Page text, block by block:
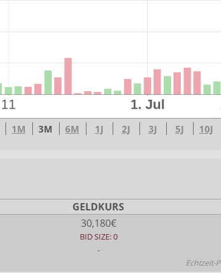
1M 3M 6M 1J 2J 3J 5J 10J
GELDKURS
30,180€
BID SIZE: 0
-
Echtzeit-